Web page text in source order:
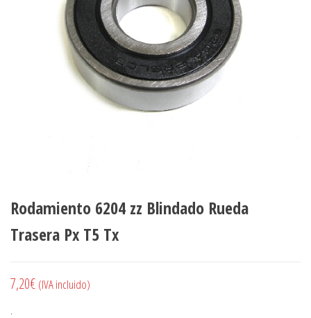
Rodamiento 6204 zz Blindado Rueda
Trasera Px T5 Tx
7,20€ (IVA incluido)
.